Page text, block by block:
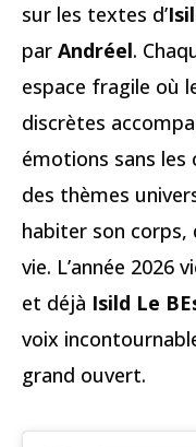
sur les textes d’
par Andréel.
espace fragile où
discrètes
émotions sans les
des thèmes
habiter son corps,
vie. L’année 2026
et déjà Isild Le
voix
grand ouvert.